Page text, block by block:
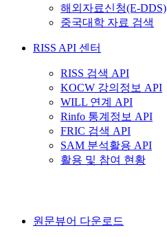
해외자료신청(E-DDS)
중국대학 자료 검색
RISS API 센터
RISS 검색 API
KOCW 강의정보 API
WILL 연계 API
Rinfo 통계정보 API
FRIC 검색 API
SAM 분석활용 API
활용 및 참여 현황
원문뷰어 다운로드